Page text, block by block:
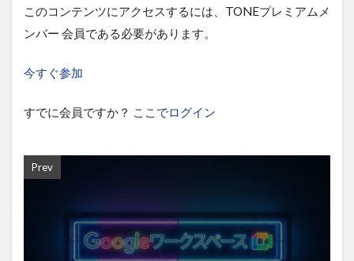
このコンテンツにアクセスするには、TONEプレミアムメ
ンバー 会員である必要があります。
今すぐ参加
すでに会員ですか？ ここでログイン
Prev